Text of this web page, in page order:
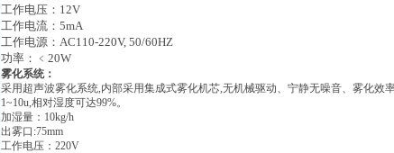
工作电压：12V
工作电流：5mA
工作电源：AC110-220V, 50/60HZ
功率：﹤20W
雾化系统：
采用超声波雾化系统,内部采用集成式雾化机芯,无机械驱动、宁静无噪音、雾化效
1~10u,相对湿度可达99%。
加湿量：10kg/h
出雾口:75mm
工作电压：220V